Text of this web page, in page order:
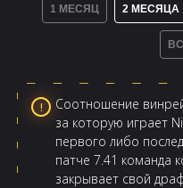
1 МЕСЯЦ 2 МЕСЯЦА
Соотношение
за которую играет
первого либо
патче 7.41 команда
закрывает свой